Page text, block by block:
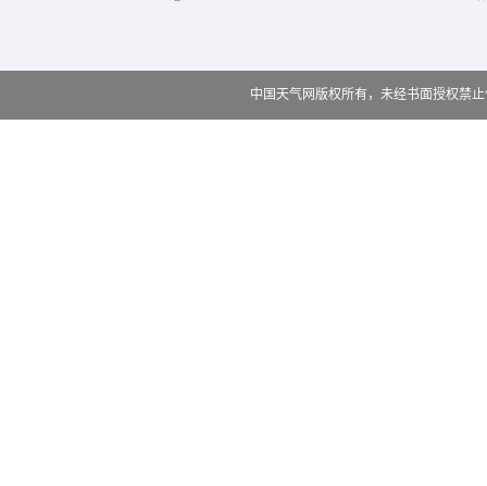
中国天气网版权所有，未经书面授权